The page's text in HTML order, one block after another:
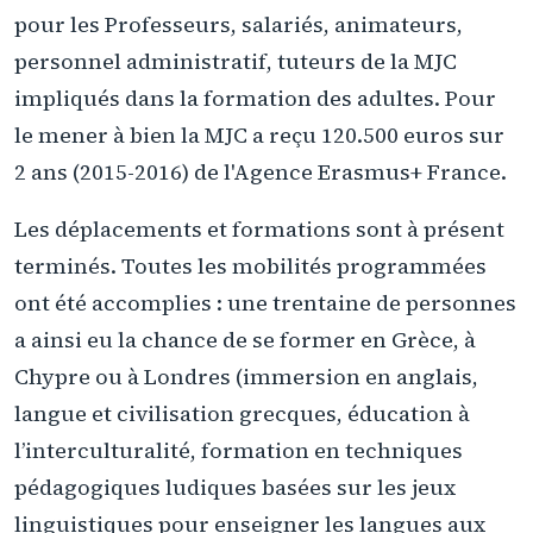
pour les Professeurs, salariés, animateurs,
personnel administratif, tuteurs de la MJC
impliqués dans la formation des adultes. Pour
le mener à bien la MJC a reçu 120.500 euros sur
2 ans (2015-2016) de l'Agence Erasmus+ France.
Les déplacements et formations sont à présent
terminés. Toutes les mobilités programmées
ont été accomplies : une trentaine de personnes
a ainsi eu la chance de se former en Grèce, à
Chypre ou à Londres (immersion en anglais,
langue et civilisation grecques, éducation à
l’interculturalité, formation en techniques
pédagogiques ludiques basées sur les jeux
linguistiques pour enseigner les langues aux